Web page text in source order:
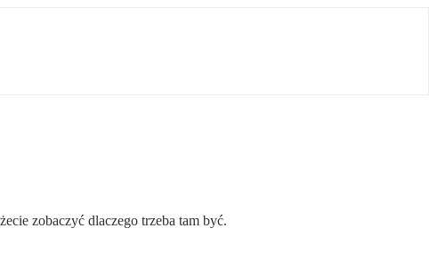
zobaczyć dlaczego trzeba tam być.